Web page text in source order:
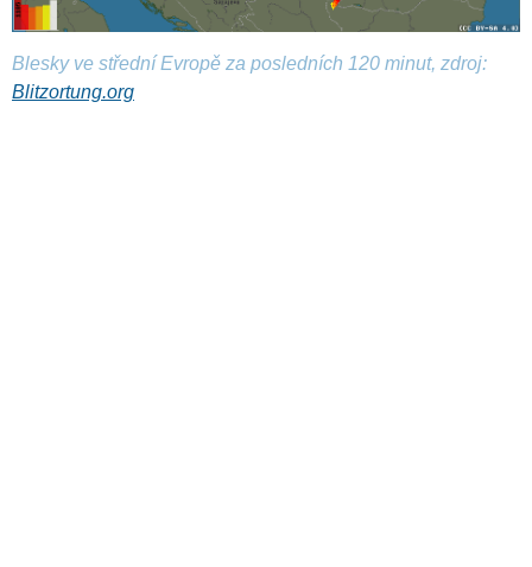
Blesky ve střední Evropě za posledních 120 minut, zdroj:
Blitzortung.org